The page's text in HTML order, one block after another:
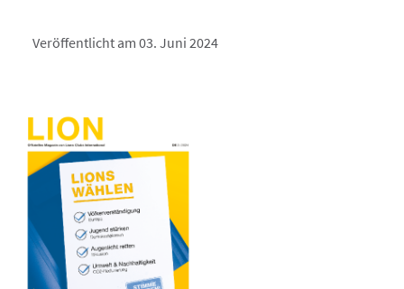
Veröffentlicht am 03. Juni 2024